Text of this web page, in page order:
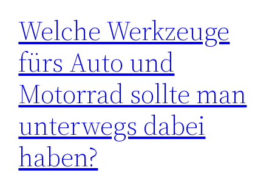
Welche Werkzeuge
fürs Auto und
Motorrad sollte man
unterwegs dabei
haben?